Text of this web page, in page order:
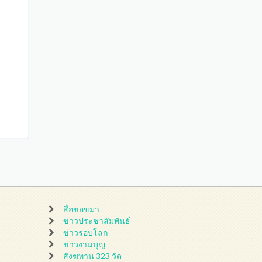
สื่อขอขมา
ข่าวประชาสัมพันธ์
ข่าวรอบโลก
ข่าวงานบุญ
สังฆทาน 323 วัด